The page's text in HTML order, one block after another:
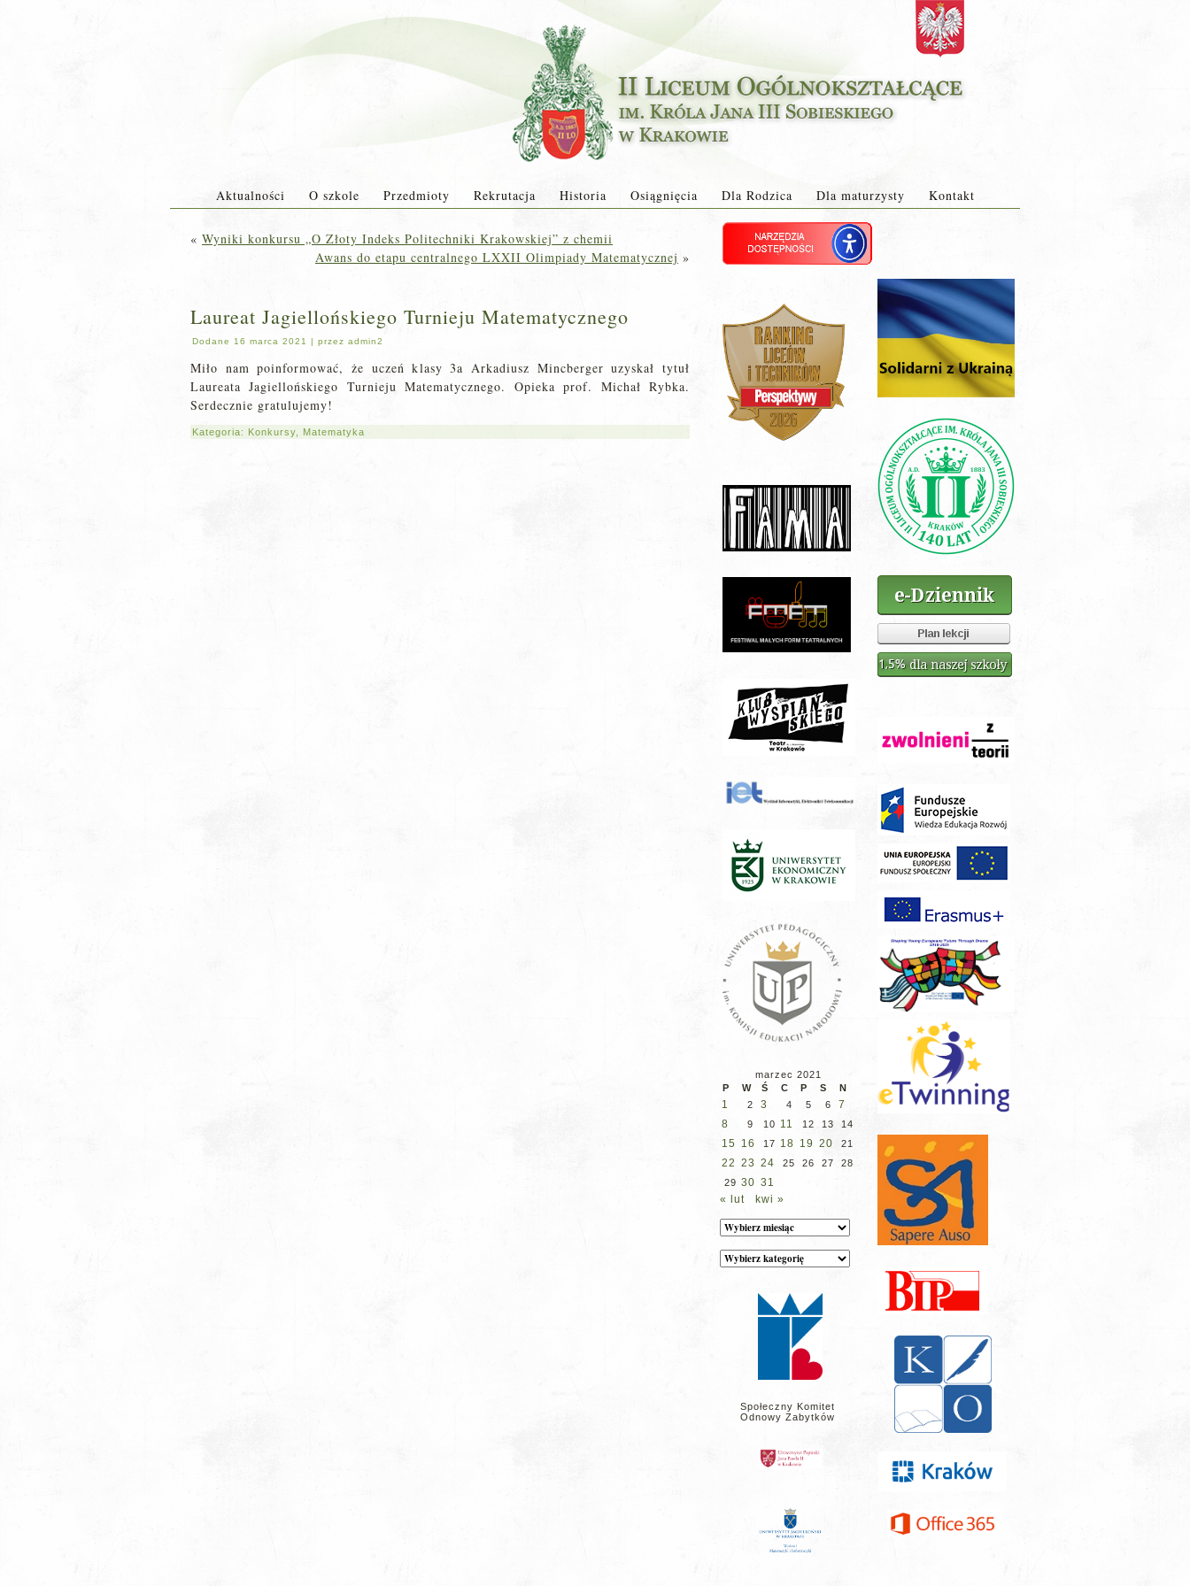
Aktualności O szkole Przedmioty Rekrutacja Historia Osiągnięcia Dla Rodzica Dla maturzysty Kontakt
« Wyniki konkursu „O Złoty Indeks Politechniki Krakowskiej” z chemii
Awans do etapu centralnego LXXII Olimpiady Matematycznej »
Laureat Jagiellońskiego Turnieju Matematycznego
Dodane 16 marca 2021 | przez admin2
Miło nam poinformować, że uczeń klasy 3a Arkadiusz Mincberger uzyskał tytuł
Laureata Jagiellońskiego Turnieju Matematycznego. Opieka prof. Michał Rybka.
Serdecznie gratulujemy!
Kategoria: Konkursy Matematyka
marzec 2021
P
W Ś C P S N
1 2 3 4 5 6
7
8
9 10 11 12 13 14
15 16 17 18 19 20 21
22 23 24 25 26 27
28
29 30 31
« lut
kwi »
Archiwum
Kategorie
wpisów
Społeczny Komitet
Odnowy Zabytków